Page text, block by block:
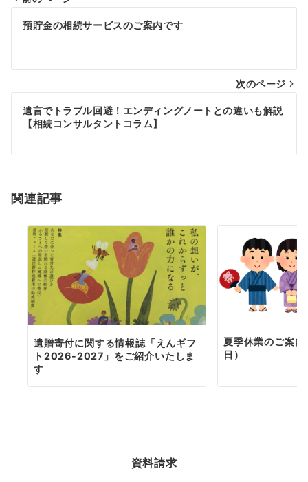
投
ビ
ゲ
シ
ン
預貯金の相続サービスのご案内です
次のページ
遺言でトラブル回避！エンディングノートとの違いも解説
【相続コンサルタントコラム】
関連記事
遺贈寄付に関する情報誌「えんギフ
ト2026-2027」をご紹介いたしま
す
夏季休業のご案
日）
資料請求